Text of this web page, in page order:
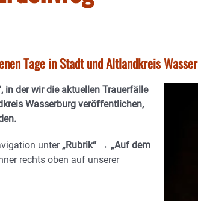
Tage in Stadt und Altlandkreis
, in der wir die aktuellen Trauerfälle
Wasserburg veröffentlichen,
unter „Rubrik“ → „Auf dem
rechts oben auf unserer